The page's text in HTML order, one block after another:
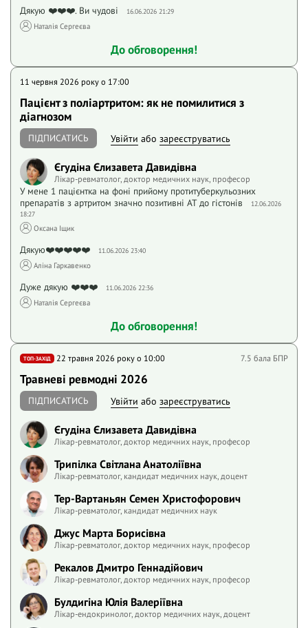
Дякую ❤️❤️❤️. Ви чудові 16.06.2026 21:29
Наталія Сергеєва
До обговорення!
11 червня 2026 року o 17:00
Пацієнт з поліартритом: як не помилитися з
діагнозом
ПІДПИСАТИСЬ Увійти або зареєструватись
Єгудіна Єлизавета Давидівна
Лікар-ревматолог, доктор медичних наук, професор
У мене 1 пацієнтка на фоні прийому протитуберкульозних
препаратів з артритом значно позитивні АТ до гістонів
12.06.2026
18:27
Оксана Іщик
Дякую❤️❤️❤️❤️❤️ 11.06.2026 23:40
Аліна Гаркавенко
Дуже дякую ❤️❤️❤️ 11.06.2026 22:36
Наталія Сергеєва
До обговорення!
ТОП-ЗАХІД 22 травня 2026 року o 10:00 7.5 бала БПР
Травневі ревмодні 2026
ПІДПИСАТИСЬ Увійти або зареєструватись
Єгудіна Єлизавета Давидівна
Лікар-ревматолог, доктор медичних наук, професор
Трипілка Світлана Анатоліївна
Лікар-ревматолог, кандидат медичних наук, доцент
Тер-Вартаньян Семен Христофорович
Лікар-ревматолог, кандидат медичних наук
Джус Марта Борисівна
Лікар-ревматолог, доктор медичних наук, професор
Рекалов Дмитро Геннадійович
Лікар-ревматолог, доктор медичних наук, професор
Булдигіна Юлія Валеріївна
Лікар-ендокринолог, доктор медичних наук, доцент